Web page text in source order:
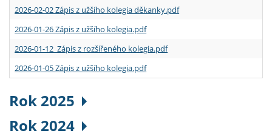
2026-02-02 Zápis z užšího kolegia děkanky.pdf
2026-01-26 Zápis z užšího kolegia.pdf
2026-01-12 Zápis z rozšířeného kolegia.pdf
2026-01-05 Zápis z užšího kolegia.pdf
Rok 2025
Rok 2024